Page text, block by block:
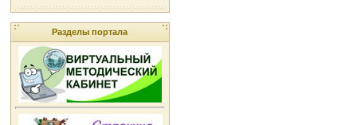
Разделы портала